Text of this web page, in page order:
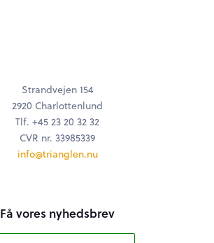
Strandvejen 154
2920 Charlottenlund
Tlf. +45 23 20 32 32
CVR nr. 33985339
info@trianglen.nu
Få vores nyhedsbrev